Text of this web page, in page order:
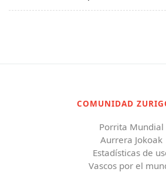
COMUNIDAD
Porrita Mundial
Aurrera Jokoak
Estadísticas de
Vascos por el